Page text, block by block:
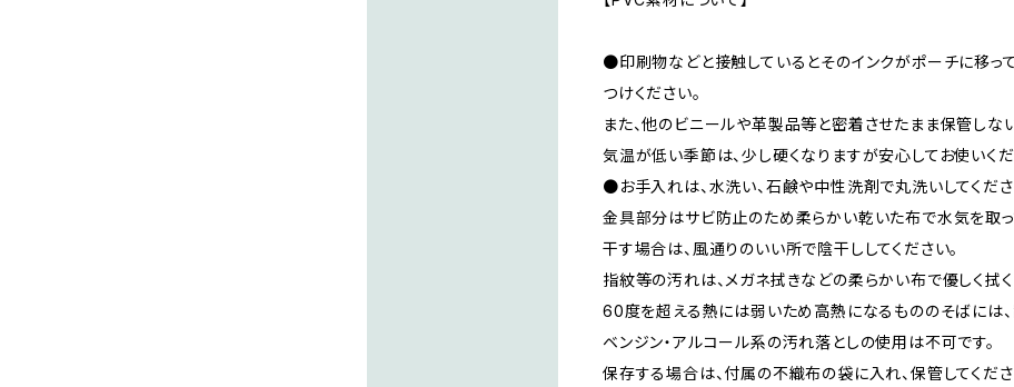
●印刷物などと接触しているとそのインクがポーチに移っ
つけください。
また、他のビニールや革製品等と密着させたまま保管しな
気温が低い季節は、少し硬くなりますが安心してお使いくだ
●お手入れは、水洗い、石鹸や中性洗剤で丸洗いしてくださ
金具部分はサビ防止のため柔らかい乾いた布で水気を取っ
干す場合は、風通りのいい所で陰干ししてください。
指紋等の汚れは、メガネ拭きなどの柔らかい布で優しく拭く
60度を超える熱には弱いため高熱になるもののそばには、
ベンジン・アルコール系の汚れ落としの使用は不可です。
保存する場合は、付属の不織布の袋に入れ、保管してくださ